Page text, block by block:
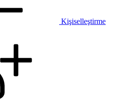
Kişiselleştirme